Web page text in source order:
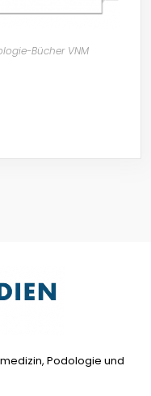
Bücher VNM
Podologie und